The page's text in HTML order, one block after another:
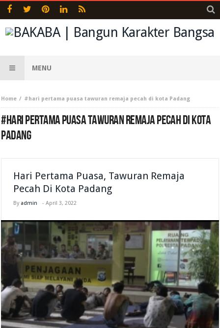
MENU
Home #hari pertama puasa tawuran remaja pecah di kota Padang
#HARI PERTAMA PUASA TAWURAN REMAJA PECAH DI KOTA
PADANG
Hari Pertama Puasa, Tawuran Remaja
Pecah Di Kota Padang
By admin -April 3, 2022